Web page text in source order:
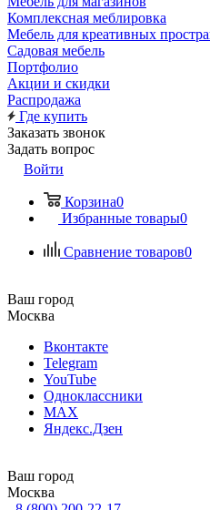
Комплексная меблировка
Мебель для креативных
Садовая мебель
Портфолио
Акции и скидки
Распродажа
Где купить
Заказать звонок
Задать вопрос
Войти
Корзина0
Избранные товары0
Сравнение товаров0
Ваш город
Москва
Вконтакте
Telegram
YouTube
Одноклассники
MAX
Яндекс.Дзен
Ваш город
Москва